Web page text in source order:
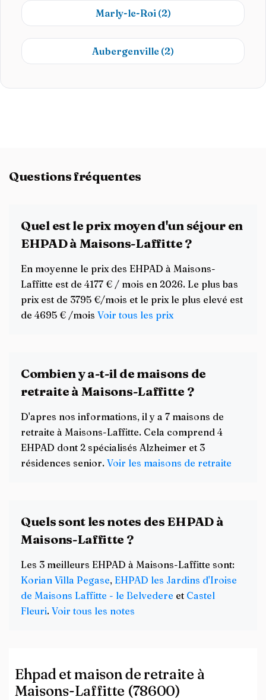
Marly-le-Roi (2)
Aubergenville (2)
Questions fréquentes
Quel est le prix moyen d'un séjour en
EHPAD à Maisons-Laffitte ?
En moyenne le prix des EHPAD à Maisons-
Laffitte est de 4177 € / mois en 2026. Le plus bas
prix est de 3795 €/mois et le prix le plus elevé est
de 4695 € /mois Voir tous les prix
Combien y a-t-il de maisons de
retraite à Maisons-Laffitte ?
D'apres nos informations, il y a 7 maisons de
retraite à Maisons-Laffitte. Cela comprend 4
EHPAD dont 2 spécialisés Alzheimer et 3
résidences senior. Voir les maisons de retraite
Quels sont les notes des EHPAD à
Maisons-Laffitte ?
Les 3 meilleurs EHPAD à Maisons-Laffitte sont:
Korian Villa Pegase, EHPAD les Jardins d'Iroise
de Maisons Laffitte - le Belvedere et Castel
Fleuri. Voir tous les notes
Ehpad et maison de retraite à
Maisons-Laffitte (78600)